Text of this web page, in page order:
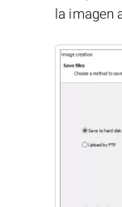
la imagen